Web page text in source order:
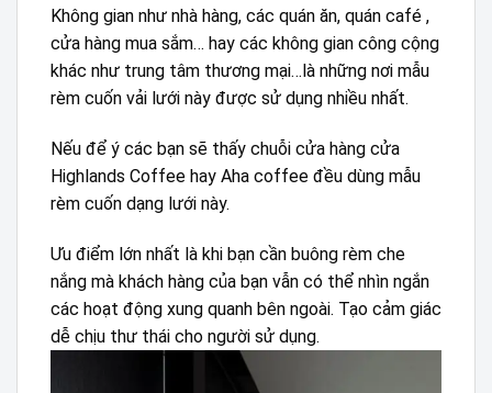
Không gian như nhà hàng, các quán ăn, quán café ,
cửa hàng mua sắm… hay các không gian công cộng
khác như trung tâm thương mại…là những nơi mẫu
rèm cuốn vải lưới này được sử dụng nhiều nhất.
Nếu để ý các bạn sẽ thấy chuỗi cửa hàng cửa
Highlands Coffee hay Aha coffee đều dùng mẫu
rèm cuốn dạng lưới này.
Ưu điểm lớn nhất là khi bạn cần buông rèm che
nắng mà khách hàng của bạn vẫn có thể nhìn ngắn
các hoạt động xung quanh bên ngoài. Tạo cảm giác
dễ chịu thư thái cho người sử dụng.